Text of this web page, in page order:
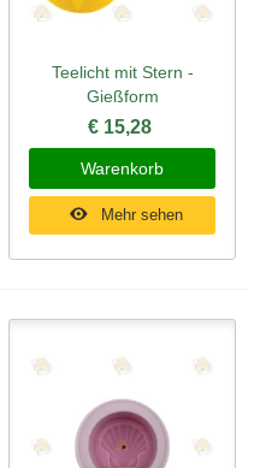
Teelicht mit Stern -
Gießform
€ 15,28
Warenkorb
Mehr sehen